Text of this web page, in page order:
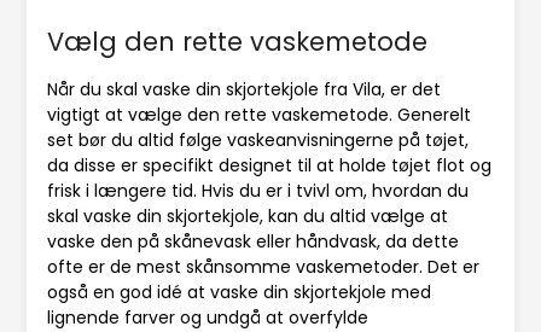
Vælg den rette vaskemetode
Når du skal vaske din skjortekjole fra Vila, er det
vigtigt at vælge den rette vaskemetode. Generelt
set bør du altid følge vaskeanvisningerne på tøjet,
da disse er specifikt designet til at holde tøjet flot og
frisk i længere tid. Hvis du er i tvivl om, hvordan du
skal vaske din skjortekjole, kan du altid vælge at
vaske den på skånevask eller håndvask, da dette
ofte er de mest skånsomme vaskemetoder. Det er
også en god idé at vaske din skjortekjole med
lignende farver og undgå at overfylde